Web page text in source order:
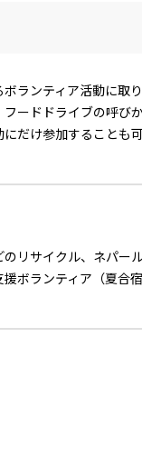
ランティア活動に取り
ードドライブの呼び
だけ参加することも可
リサイクル、ネパー
ボランティア（夏合